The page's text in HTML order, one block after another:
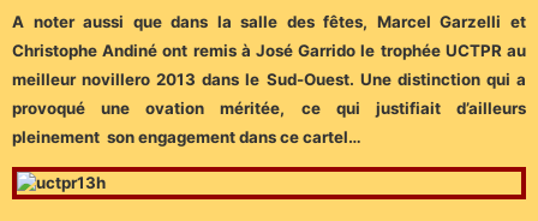
A noter aussi que dans la salle des fêtes, Marcel Garzelli et
Christophe Andiné ont remis à José Garrido le trophée UCTPR au
meilleur novillero 2013 dans le Sud-Ouest. Une distinction qui a
provoqué une ovation méritée, ce qui justifiait d’ailleurs
pleinement son engagement dans ce cartel…